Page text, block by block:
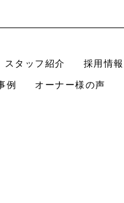
スタッフ紹介
採用情報
例 オーナー様の声